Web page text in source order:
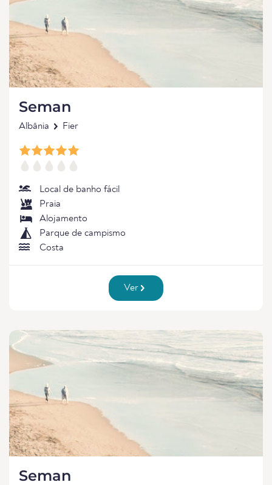
Seman
Albânia Fier
Local de banho fácil
Praia
Alojamento
Parque de campismo
Costa
Ver
Seman